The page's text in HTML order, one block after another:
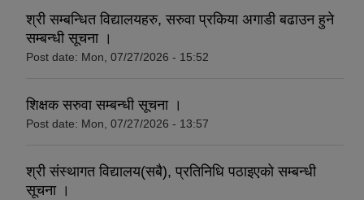
श्री सम्बन्धित विद्यालयहरु, सरुवा प्रकिया अगाडी बढाउन हुने
सम्बन्धी सूचना ।
Post date: Mon, 07/27/2026 - 15:52
शिक्षक सरुवा सम्बन्धी सूचना ।
Post date: Mon, 07/27/2026 - 13:57
श्री संस्थागत विद्यालय(सबै), प्रतिनिधि पठाइएको सम्बन्धी
सूचना ।